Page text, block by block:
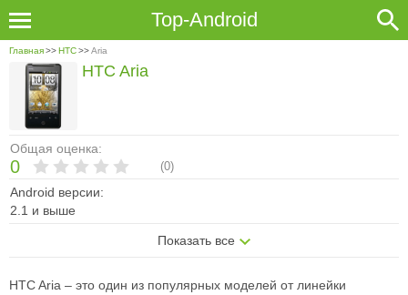
Top-Android
Главная>>HTC>>Aria
Общая оценка:
0 (0)
Android версии:
2.1 и выше
Показать все
HTC Aria
HTC Aria – это один из популярных моделей от линейки